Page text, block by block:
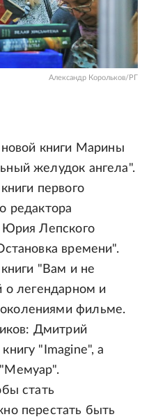
Александр Корольков/РГ
книги Марины
желудок ангела".
первого
редактора
Юрия Лепского
времени".
"Вам и не
о легендарном и
фильме.
Дмитрий
"Imagine", а
стать
перестать быть